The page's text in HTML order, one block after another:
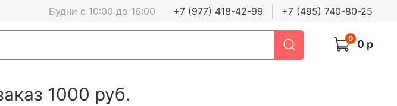
Будни с 10:00 до 16:00 +7 (977) 418-42-99 +7 (495) 740-80-25
0 0 р
1000 руб.